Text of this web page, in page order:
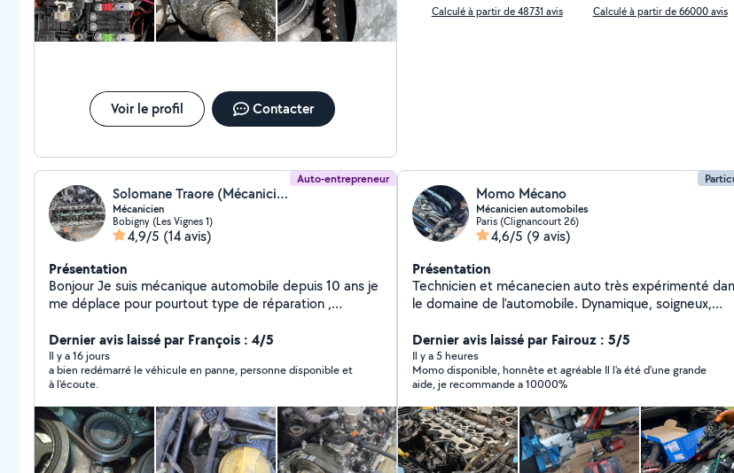
Voir le profil Contacter
Calculé à partir de 48731 avis Calculé à partir de 66000 avis
Auto-entrepreneur
Solomane Traore (Mécanicien( 07 57 43 67 08))
Mécanicien
Bobigny (Les Vignes 1)
4,9/5 (14 avis)
Présentation
Bonjour Je suis mécanique automobile depuis 10 ans je
me déplace pour pourtout type de réparation ,
Dernier avis laissé par François : 4/5
Il y a 16 jours
a bien redémarré le véhicule en panne, personne disponible et
à l'écoute.
Momo Mécano
Mécanicien automobiles
Paris (Clignancourt 26)
4,6/5 (9 avis)
Présentation
Technicien et mécanecien auto très expérimenté
le domaine de l'automobile. Dynamique, soigneux,
problèmes mécaniques et électriques sur place à
domicile où sur le lieux de panne. Interventions
mécaniques et électroniques : Embrayage Distribution
Freinage Suspension Demarreur Alternateur
Changement de moteur Joint de culasse Entretien et
vidange Vérification avant achat Système
(fap, Adblue, Egr) Passage valise et diagnostique Pour
plus de renseignements, n'hésitez pas à me
Dernier avis laissé par Fairouz : 5/5
Il y a 5 heures
Momo disponible, honnête et agréable Il l'a été d'une grande
aide, je recommande a 10000%